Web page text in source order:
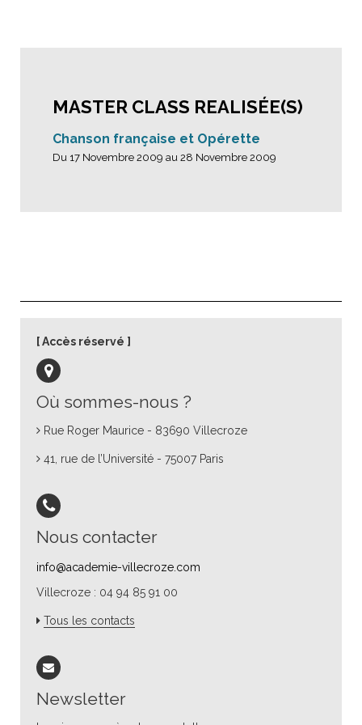
MASTER CLASS REALISÉE(S)
Chanson française et Opérette
Du 17 Novembre 2009 au 28 Novembre 2009
Où sommes-nous ?
Rue Roger Maurice - 83690 Villecroze
41, rue de l’Université - 75007 Paris
Nous contacter
info@academie-villecroze.com
Villecroze : 04 94 85 91 00
Tous les contacts
Newsletter
Accès réservé